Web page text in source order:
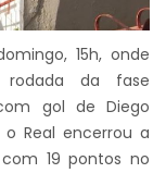
15h, onde
da fase
gol de Diego
o Real encerrou a
19 pontos no